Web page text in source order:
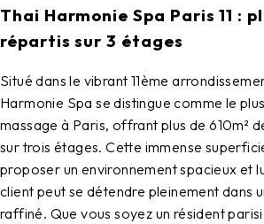
Thai Harmonie Spa Paris 11 :
répartis sur 3 étages
Situé dans le vibrant 11ème
Harmonie Spa se distingue comme le
massage à Paris, offrant plus de 610m²
sur trois étages. Cette immense
proposer un environnement spacieux et
client peut se détendre pleinement dans
raffiné. Que vous soyez un résident